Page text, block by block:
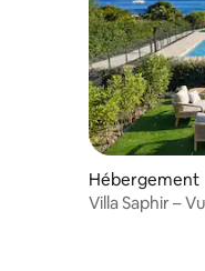
Hébergement
Villa Saphir –